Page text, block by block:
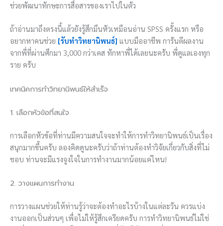
ช่วยพัฒนาทักษะการสื่อสารของเราไปในตัว
ถ้าอ่านมาถึงตรงนี้แล้วยังรู้สึกมึนหัวเหมือนอ่าน SPSS ครั้งแรก หรือ
อยากหาคนช่วย [รับทำวิทยานิพนธ์] แบบมืออาชีพ การันตีผลงาน
จากพี่ที่ผ่านศึกมา 3,000 กว่าเคส ทักหาพี่ได้เลยนะครับ พี่ดูแลเองทุก
ราย ครับ
เทคนิคการทำวิทยานิพนธ์ให้สำเร็จ
1. เลือกหัวข้อที่สนใจ
การเลือกหัวข้อที่ท่านมีความสนใจจะทำให้การทำวิทยานิพนธ์เป็นเรื่อง
สนุกมากขึ้นครับ ลองคิดดูนะครับว่าถ้าท่านต้องทำวิจัยเกี่ยวกับสิ่งที่ไม่
ชอบ ท่านจะมีแรงจูงใจในการทำงานมากน้อยแค่ไหน!
2. วางแผนการทำงาน
การวางแผนช่วยให้ท่านรู้ว่าจะต้องทำอะไรบ้างในแต่ละวัน ควรแบ่ง
งานออกเป็นส่วนๆ เพื่อไม่ให้รู้สึกเครียดครับ การทำวิทยานิพนธ์ไม่ใช่